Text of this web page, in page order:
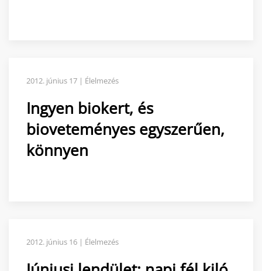
2012. június 17 | Élelmezés
Ingyen biokert, és
bioveteményes egyszerűen,
könnyen
2012. június 16 | Élelmezés